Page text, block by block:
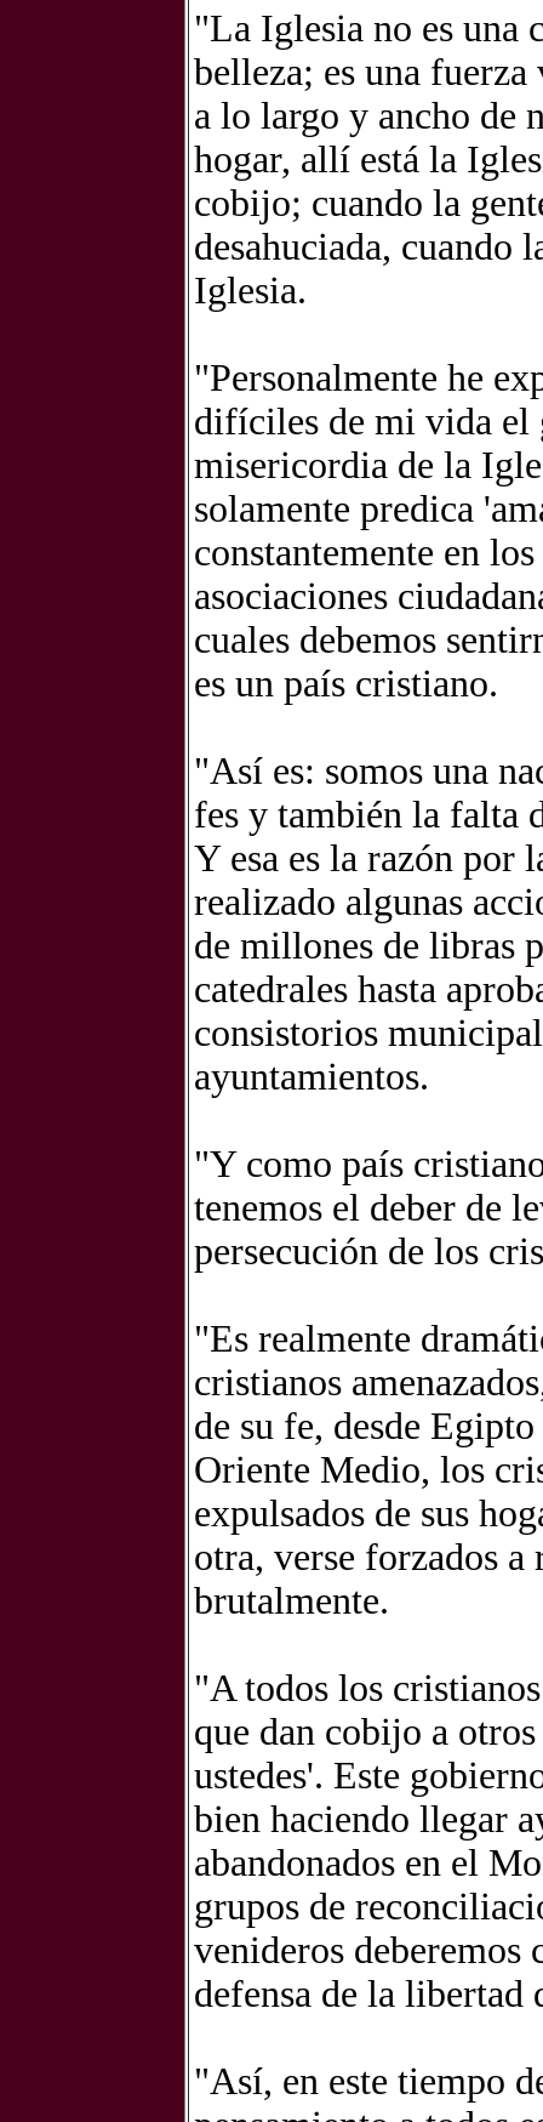
"La Iglesia no es una
belleza; es una
a lo largo y ancho de
hogar, allí está la
cobijo; cuando la
desahuciada, cuando
Iglesia.
"Personalmente he
difíciles de mi vida el
misericordia de la
solamente predica
constantemente en
asociaciones
cuales debemos
es un país cristiano.
"Así es: somos una
fes y también la falta
Y esa es la razón por
realizado algunas
de millones de libras
catedrales hasta
consistorios
ayuntamientos.
"Y como país
tenemos el deber de
persecución de los
"Es realmente
cristianos
de su fe, desde
Oriente Medio, los
expulsados de sus
otra, verse forzados a
brutalmente.
"A todos los
que dan cobijo a
ustedes'. Este
bien haciendo llegar
abandonados en el
grupos de
venideros deberemos
defensa de la libertad
"Así, en este tiempo